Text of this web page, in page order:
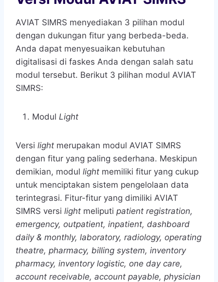
AVIAT SIMRS menyediakan 3 pilihan modul
dengan dukungan fitur yang berbeda-beda.
Anda dapat menyesuaikan kebutuhan
digitalisasi di faskes Anda dengan salah satu
modul tersebut. Berikut 3 pilihan modul AVIAT
SIMRS:
Modul Light
Versi light merupakan modul AVIAT SIMRS
dengan fitur yang paling sederhana. Meskipun
demikian, modul light memiliki fitur yang cukup
untuk menciptakan sistem pengelolaan data
terintegrasi. Fitur-fitur yang dimiliki AVIAT
SIMRS versi light meliputi patient registration,
emergency, outpatient, inpatient, dashboard
daily & monthly, laboratory, radiology, operating
theatre, pharmacy, billing system, inventory
pharmacy, inventory logistic, one day care,
account receivable, account payable, physician